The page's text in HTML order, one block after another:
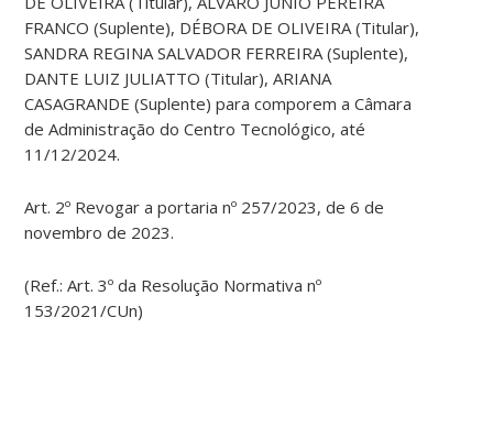
FRANCO (Suplente), DÉBORA DE OLIVEIRA (Titular),
SANDRA REGINA SALVADOR FERREIRA (Suplente),
DANTE LUIZ JULIATTO (Titular), ARIANA
CASAGRANDE (Suplente) para comporem a Câmara
de Administração do Centro Tecnológico, até
11/12/2024.
Art. 2º Revogar a portaria nº 257/2023, de 6 de
novembro de 2023.
(Ref.: Art. 3º da Resolução Normativa nº
153/2021/CUn)